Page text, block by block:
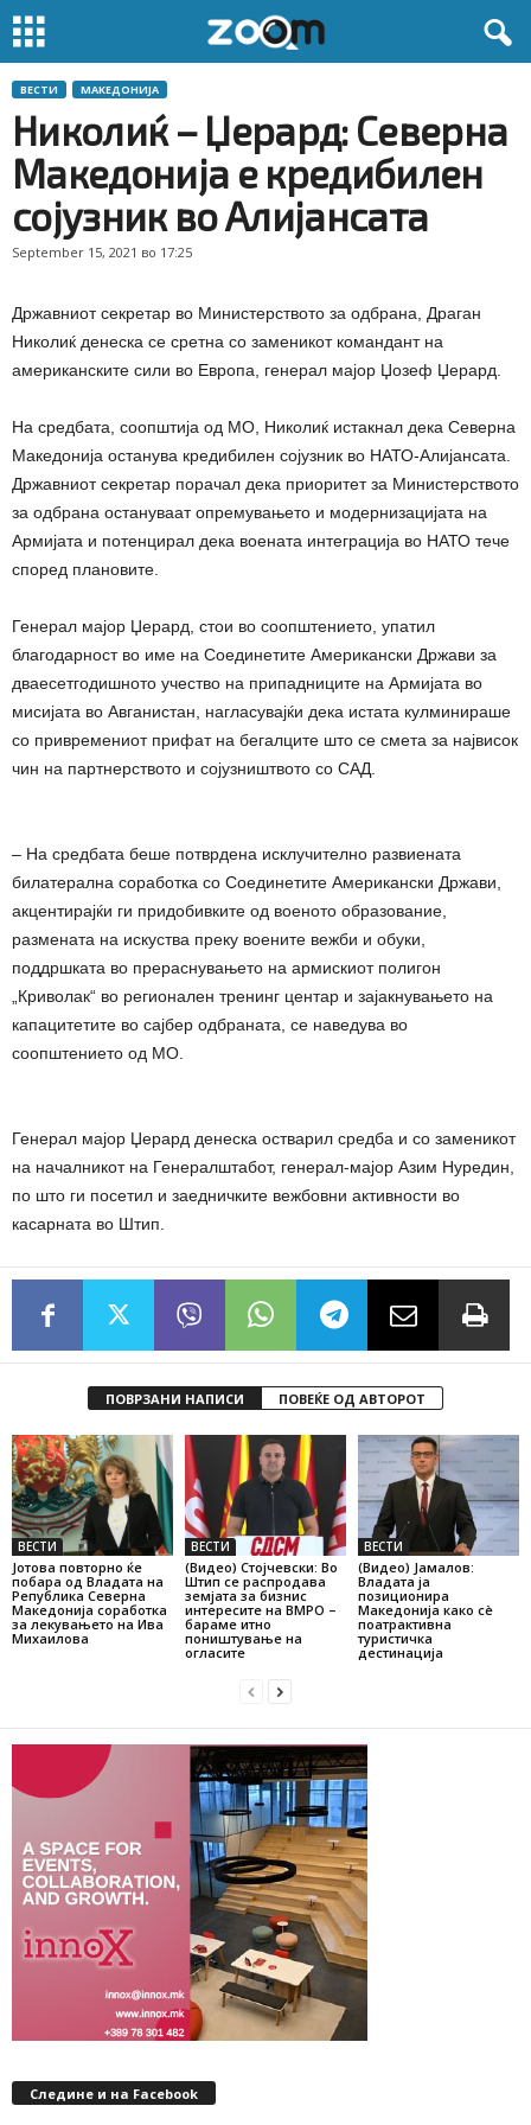
ВЕСТИ МАКЕДОНИЈА
Николиќ – Џерард: Северна
Македонија е кредибилен
сојузник во Алијансата
September 15, 2021 во 17:25
Државниот секретар во Министерството за одбрана, Драган
Николиќ денеска се сретна со заменикот командант на
американските сили во Европа, генерал мајор Џозеф Џерард.
На средбата, соопштија од МО, Николиќ истакнал дека Северна
Македонија останува кредибилен сојузник во НАТО-Алијансата.
Државниот секретар порачал дека приоритет за Министерството
за одбрана остануваат опремувањето и модернизацијата на
Армијата и потенцирал дека воената интеграција во НАТО тече
според плановите.
Генерал мајор Џерард, стои во соопштението, упатил
благодарност во име на Соединетите Американски Држави за
дваесетгодишното учество на припадниците на Армијата во
мисијата во Авганистан, нагласувајќи дека истата кулминираше
со привремениот прифат на бегалците што се смета за највисок
чин на партнерството и сојузништвото со САД.
– На средбата беше потврдена исклучително развиената
билатерална соработка со Соединетите Американски Држави,
акцентирајќи ги придобивките од военото образование,
размената на искуства преку воените вежби и обуки,
поддршката во прераснувањето на армискиот полигон
„Криволак“ во регионален тренинг центар и зајакнувањето на
капацитетите во сајбер одбраната, се наведува во
соопштението од МО.
Генерал мајор Џерард денеска остварил средба и со заменикот
на началникот на Генералштабот, генерал-мајор Азим Нуредин,
по што ги посетил и заедничките вежбовни активности во
касарната во Штип.
ПОВРЗАНИ НАПИСИ ПОВЕЌЕ ОД АВТОРОТ
ВЕСТИ
Јотова повторно ќе
побара од Владата на
Република Северна
Македонија соработка
за лекувањето на Ива
Михаилова
ВЕСТИ
(Видео) Стојчевски: Во
Штип се распродава
земјата за бизнис
интересите на ВМРО –
бараме итно
поништување на
огласите
ВЕСТИ
(Видео) Јамалов:
Владата ја
позиционира
Македонија како сè
поатрактивна
туристичка
дестинација
Следине и на Facebook